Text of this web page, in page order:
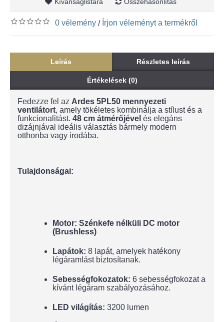
0 vélemény / Írjon véleményt a termékről
Leírás Részletes leírás
Értékelések (0)
Fedezze fel az Ardes 5PL50 mennyezeti
ventilátort, amely tökéletes kombinálja a stílust és a
funkcionalitást. 48 cm átmérőjével és elegáns
dizájnjával ideális választás bármely modern
otthonba vagy irodába.
Tulajdonságai:
Motor: Szénkefe nélküli DC motor
(Brushless)
Lapátok: 8 lapát, amelyek hatékony
légáramlást biztosítanak.
Sebességfokozatok: 6 sebességfokozat a
kívánt légáram szabályozásához.
LED világítás: 3200 lumen